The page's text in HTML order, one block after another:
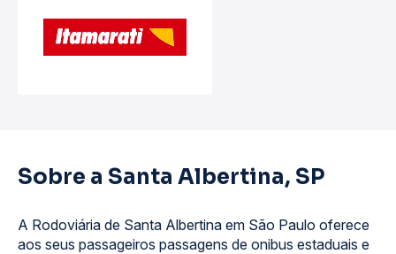
Sobre a Santa Albertina, SP
A Rodoviária de Santa Albertina em São Paulo oferece
aos seus passageiros passagens de onibus estaduais e